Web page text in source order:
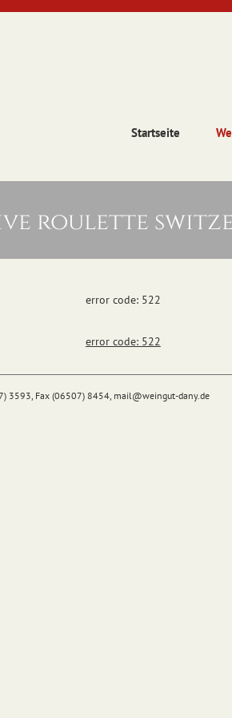
Startseite
roulette
error code: 522
error code: 522
3593, Fax (06507) 8454, mail@weingut-dany.de